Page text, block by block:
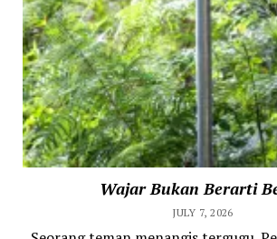
Wajar Bukan Berarti
JULY 7, 2026